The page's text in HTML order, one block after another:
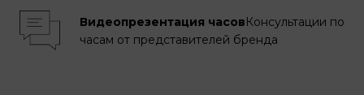
Видеопрезентация часовКонсультации по
часам от представителей бренда